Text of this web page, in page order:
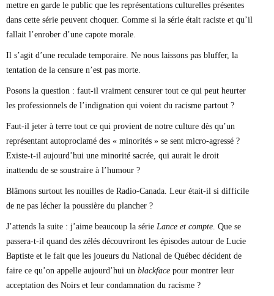
mettre en garde le public que les représentations culturelles présentes
dans cette série peuvent choquer. Comme si la série était raciste et qu’il
fallait l’enrober d’une capote morale.
Il s’agit d’une reculade temporaire. Ne nous laissons pas bluffer, la
tentation de la censure n’est pas morte.
Posons la question : faut-il vraiment censurer tout ce qui peut heurter
les professionnels de l’indignation qui voient du racisme partout ?
Faut-il jeter à terre tout ce qui provient de notre culture dès qu’un
représentant autoproclamé des « minorités » se sent micro-agressé ?
Existe-t-il aujourd’hui une minorité sacrée, qui aurait le droit
inattendu de se soustraire à l’humour ?
Blâmons surtout les nouilles de Radio-Canada. Leur était-il si difficile
de ne pas lécher la poussière du plancher ?
J’attends la suite : j’aime beaucoup la série Lance et compte. Que se
passera-t-il quand des zélés découvriront les épisodes autour de Lucie
Baptiste et le fait que les joueurs du National de Québec décident de
faire ce qu’on appelle aujourd’hui un blackface pour montrer leur
acceptation des Noirs et leur condamnation du racisme ?